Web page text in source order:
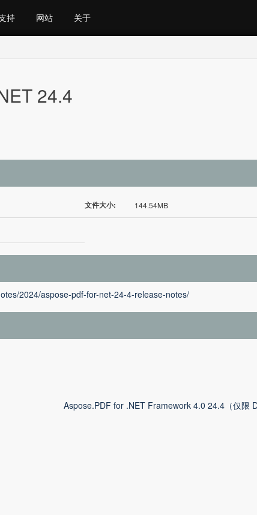
持 网站 关于
24.4
文件大小: 144.54MB
2024/aspose-pdf-for-net-24-4-release-notes/
Aspose.PDF for .NET Framework 4.0 24.4（仅限